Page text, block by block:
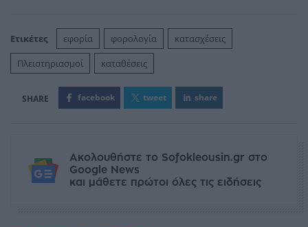
Ετικέτες εφορία φορολογία
κατασχέσεις
Πλειστηριασμοί
καταθέσεις
facebook tweet share
Ακολουθήστε το Sofokleousin.gr στο
Google News
και μάθετε πρώτοι όλες τις ειδήσεις